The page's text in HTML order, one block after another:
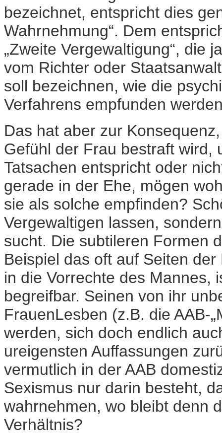
bezeichnet, entspricht dies
Wahrnehmung“. Dem
„Zweite Vergewaltigung“, die
vom Richter oder
soll bezeichnen, wie die
Verfahrens empfunden
Das hat aber zur
Gefühl der Frau bestraft wird,
Tatsachen entspricht oder
gerade in der Ehe, mögen
sie als solche empfinden?
Vergewaltigen lassen,
sucht. Die subtileren Formen
Beispiel das oft auf Seiten
in die Vorrechte des Mannes,
begreifbar. Seinen von ihr
FrauenLesben (z.B. die AAB-
werden, sich doch endlich
ureigensten Auffassungen
vermutlich in der AAB
Sexismus nur darin besteht,
wahrnehmen, wo bleibt denn
Verhältnis?